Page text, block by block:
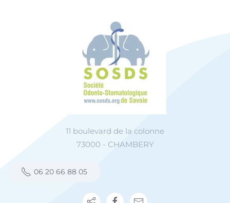
11 boulevard de la colonne
73000 - CHAMBERY
06 20 66 88 05